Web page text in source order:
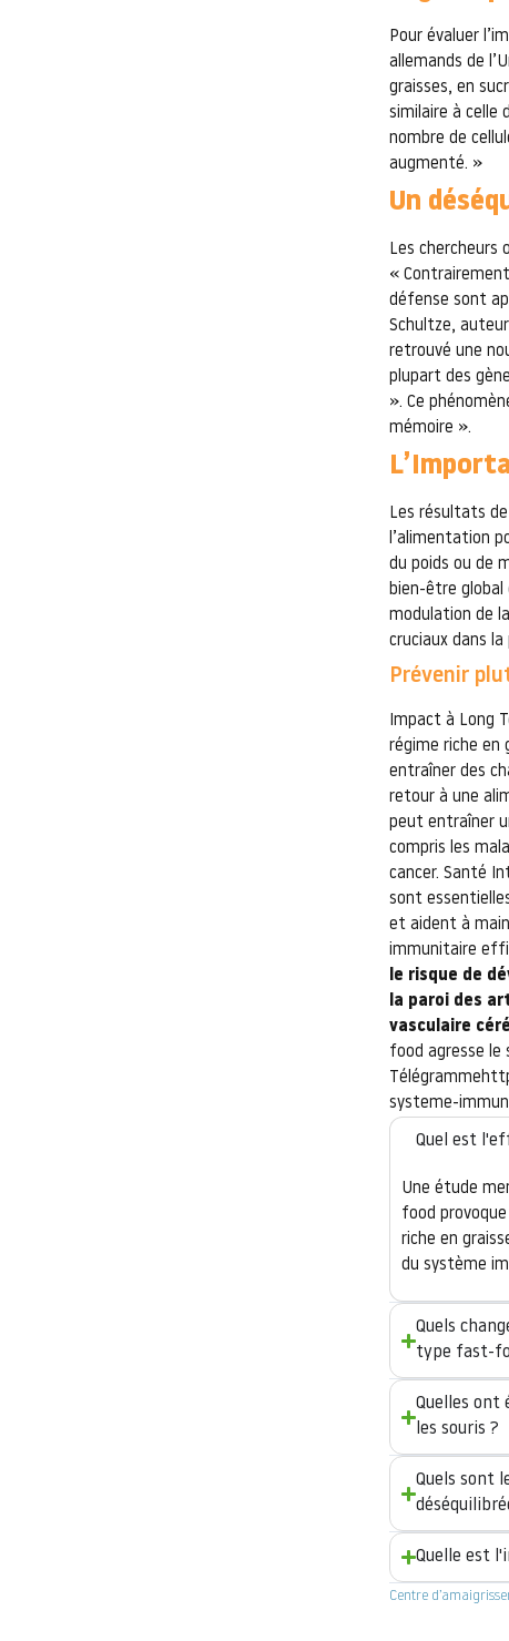
Pour évaluer
allemands de
graisses, en
similaire à celle
nombre de
augmenté. »
Un
Les chercheurs
«
défense sont
Schultze,
retrouvé une
plupart des
». Ce
mémoire ».
Les résultats
l’alimentation
du poids ou de
bien-être global
modulation de
cruciaux dans
Prévenir
Impact à Long
régime riche en
entraîner des
retour à une
peut entraîner
compris les
cancer. Santé
sont
et aident à
immunitaire
le risque de
la paroi des
vasculaire
food agresse
systeme-
Quel est
Une étude
food
riche en
du système
Quels
type fast-
Quelles ont
les souris ?
Quels sont
Quelle est
Centre